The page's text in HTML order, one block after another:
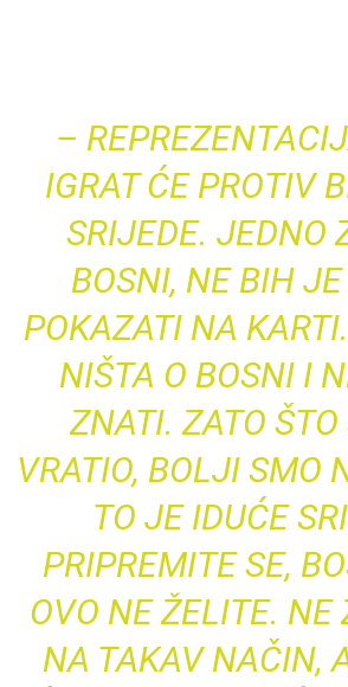
–
IGRAT ĆE PROTIV
SRIJEDE. JEDNO
BOSNI, NE BIH
POKAZATI NA
NIŠTA O BOSNI I
ZNATI. ZATO ŠTO
VRATIO, BOLJI SMO
TO JE IDUĆE
PRIPREMITE SE,
OVO NE ŽELITE. NE
NA TAKAV NAČIN,